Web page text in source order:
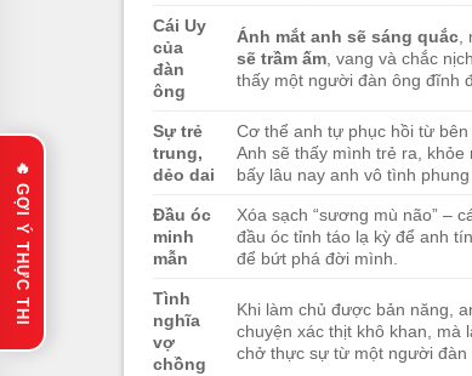
Cái Uy
của
đàn
ông
Ánh mắt anh sẽ sáng quắc
sẽ trầm ấm , vang và chắc
thấy một người đàn ông đĩnh
Sự trẻ
trung,
dẻo dai
Cơ thể anh tự phục hồi từ
Anh sẽ thấy mình trẻ ra,
bấy lâu nay anh vô tình phung
Đầu óc
minh
mẫn
Xóa sạch “sương mù não” –
đầu óc tỉnh táo lạ kỳ để anh
để bứt phá đời mình.
Tình
nghĩa
vợ
chồng
Khi làm chủ được bản năng,
chuyện xác thịt khô khan, mà
chở thực sự từ một người đàn
🔥 GỢI Ý THỰC THI